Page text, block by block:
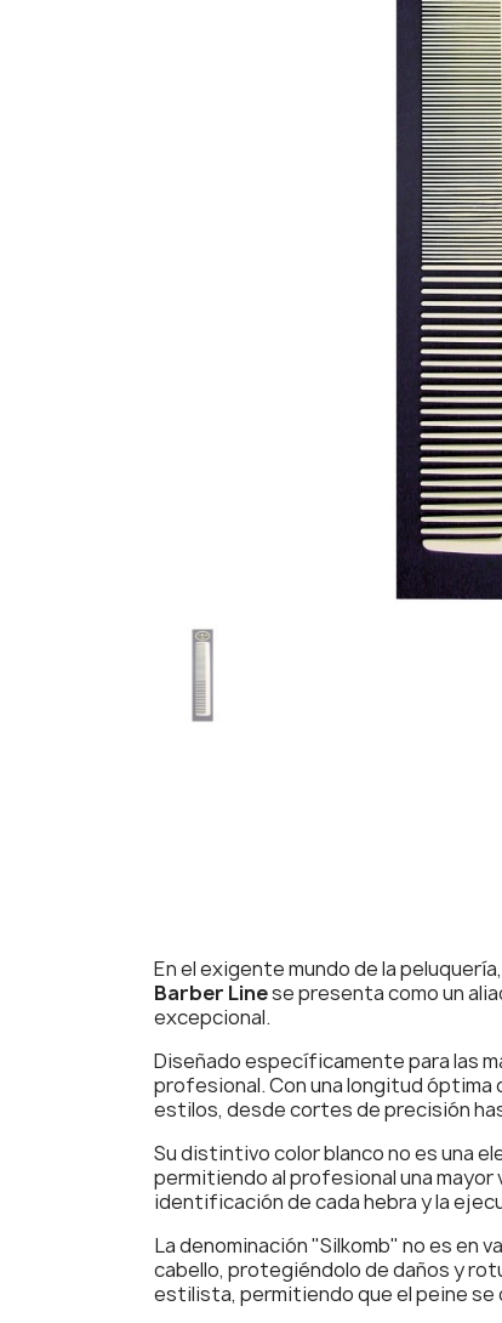
En el exigente mundo de la
Barber Linese presenta como un
excepcional.
Diseñado específicamente para las
profesional. Con una longitud óptima
estilos, desde cortes de precisión
Su distintivo color blanco no es una
permitiendo al profesional una
identificación de cada hebra y la
La denominación "Silkomb" no es en
cabello, protegiéndolo de daños y
estilista, permitiendo que el peine se